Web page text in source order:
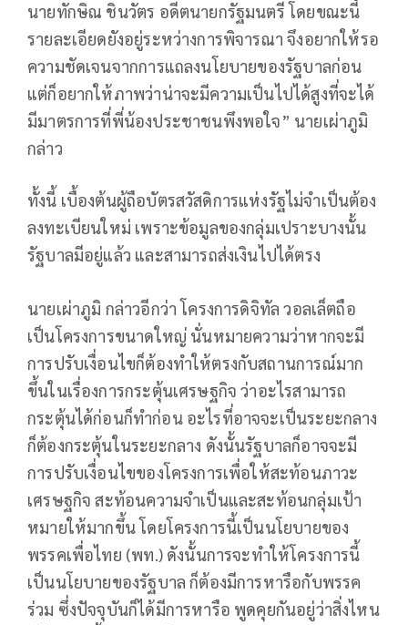
นายทักษิณ ชินวัตร อดีตนายกรัฐมนตรี โดยขณะนี้
รายละเอียดยังอยู่ระหว่างการพิจารณา จึงอยากให้รอ
ความชัดเจนจากการแถลงนโยบายของรัฐบาลก่อน
แต่ก็อยากให้ภาพว่าน่าจะมีความเป็นไปได้สูงที่จะได้
มีมาตรการที่พี่น้องประชาชนพึงพอใจ” นายเผ่าภูมิ
กล่าว
ทั้งนี้ เบื้องต้นผู้ถือบัตรสวัสดิการแห่งรัฐไม่จำเป็นต้อง
ลงทะเบียนใหม่ เพราะข้อมูลของกลุ่มเปราะบางนั้น
รัฐบาลมีอยู่แล้ว และสามารถส่งเงินไปได้ตรง
นายเผ่าภูมิ กล่าวอีกว่า โครงการดิจิทัล วอลเล็ตถือ
เป็นโครงการขนาดใหญ่ นั่นหมายความว่าหากจะมี
การปรับเงื่อนไขก็ต้องทำให้ตรงกับสถานการณ์มาก
ขึ้นในเรื่องการกระตุ้นเศรษฐกิจ ว่าอะไรสามารถ
กระตุ้นได้ก่อนก็ทำก่อน อะไรที่อาจจะเป็นระยะกลาง
ก็ต้องกระตุ้นในระยะกลาง ดังนั้นรัฐบาลก็อาจจะมี
การปรับเงื่อนไขของโครงการเพื่อให้สะท้อนภาวะ
เศรษฐกิจ สะท้อนความจำเป็นและสะท้อนกลุ่มเป้า
หมายให้มากขึ้น โดยโครงการนี้เป็นนโยบายของ
พรรคเพื่อไทย (พท.) ดังนั้นการจะทำให้โครงการนี้
เป็นนโยบายของรัฐบาล ก็ต้องมีการหารือกับพรรค
ร่วม ซึ่งปัจจุบันก็ได้มีการหารือ พูดคุยกันอยู่ว่าสิ่งไหน